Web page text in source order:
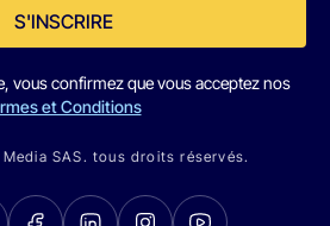
S'INSCRIRE
vous confirmez que vous acceptez nos
et Conditions
SAS. tous droits réservés.